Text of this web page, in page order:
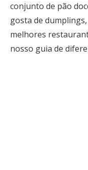
conjunto de pão
gosta de
melhores
nosso guia de